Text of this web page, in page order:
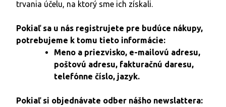
trvania účelu, na ktorý sme ich získali.
Pokiaľ sa u nás registrujete pre budúce nákupy,
potrebujeme k tomu tieto informácie:
Meno a priezvisko, e-mailovú adresu,
poštovú adresu, fakturačnú daresu,
telefónne číslo, jazyk.
Pokiaľ si objednávate odber nášho newslattera: